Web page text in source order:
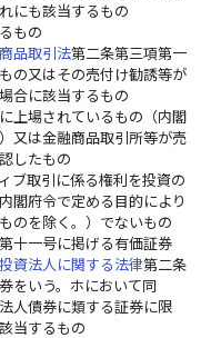
にも該当するもの
もの
品取引法第二条第三項第一
の又はその売付け勧誘等が
合に該当するもの
上場されているもの（内閣
又は金融商品取引所等が売
したもの
ブ取引に係る権利を投資の
閣府令で定める目的により
のを除く。）でないもの
十一号に掲げる有価証券
資法人に関する法律第二条
をいう。ホにおいて同
人債券に類する証券に限
当するもの